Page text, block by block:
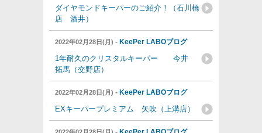
ダイヤモンドキーパーのご紹介！（石川橋
店 酒井）
2022年02月28日(月) - KeePer LABOブログ
1年耐久のクリスタルキーパー 今井
拓馬（交野店）
2022年02月28日(月) - KeePer LABOブログ
EXキーパープレミアム 矢吹（上溝店）